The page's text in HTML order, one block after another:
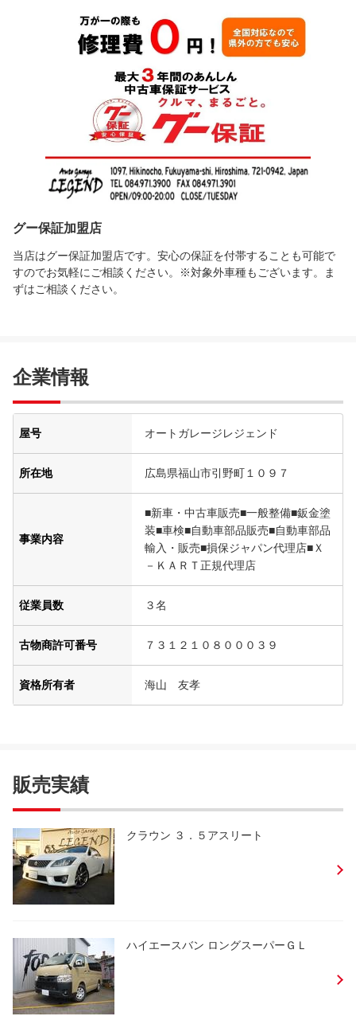
グー保証加盟店
当店はグー保証加盟店です。安心の保証を付帯することも可能で
すのでお気軽にご相談ください。※対象外車種もございます。ま
ずはご相談ください。
企業情報
屋号 オートガレージレジェンド
所在地 広島県福山市引野町１０９７
事業内容
■新車・中古車販売■一般整備■鈑金塗
装■車検■自動車部品販売■自動車部品
輸入・販売■損保ジャパン代理店■Ｘ
－ＫＡＲＴ正規代理店
従業員数 ３名
古物商許可番号 ７３１２１０８０００３９
資格所有者 海山 友孝
販売実績
クラウン ３．５アスリート
ハイエースバン ロングスーパーＧＬ